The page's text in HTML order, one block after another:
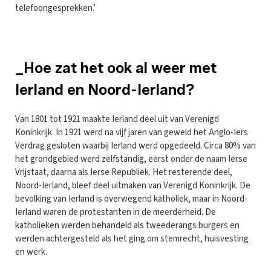
telefoongesprekken.’
_Hoe zat het ook al weer met
Ierland en Noord-Ierland?
Van 1801 tot 1921 maakte Ierland deel uit van Verenigd
Koninkrijk. In 1921 werd na vijf jaren van geweld het Anglo-Iers
Verdrag gesloten waarbij Ierland werd opgedeeld. Circa 80% van
het grondgebied werd zelfstandig, eerst onder de naam Ierse
Vrijstaat, daarna als Ierse Republiek. Het resterende deel,
Noord-Ierland, bleef deel uitmaken van Verenigd Koninkrijk. De
bevolking van Ierland is overwegend katholiek, maar in Noord-
Ierland waren de protestanten in de meerderheid. De
katholieken werden behandeld als tweederangs burgers en
werden achtergesteld als het ging om stemrecht, huisvesting
en werk.